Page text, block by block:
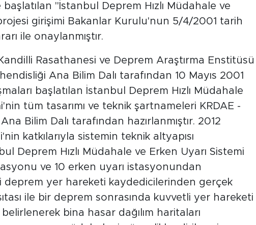
"İstanbul Deprem Hızlı Müdahale ve
girişimi Bakanlar Kurulu'nun 5/4/2001 tarih
ile onaylanmıştır.
Rasathanesi ve Deprem Araştırma Enstitüsü
Ana Bilim Dalı tarafından 10 Mayıs 2001
başlatılan İstanbul Deprem Hızlı Müdahale
tüm tasarımı ve teknik şartnameleri KRDAE -
Bilim Dalı tarafından hazırlanmıştır. 2012
katkılarıyla sistemin teknik altyapısı
Deprem Hızlı Müdahale ve Erken Uyarı Sistemi
ve 10 erken uyarı istasyonundan
deprem yer hareketi kaydedicilerinden gerçek
ile bir deprem sonrasında kuvvetli yer hareketi
belirlenerek bina hasar dağılım haritaları